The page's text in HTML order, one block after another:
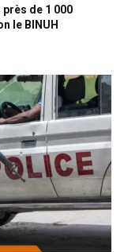
de 1 000
le BINUH